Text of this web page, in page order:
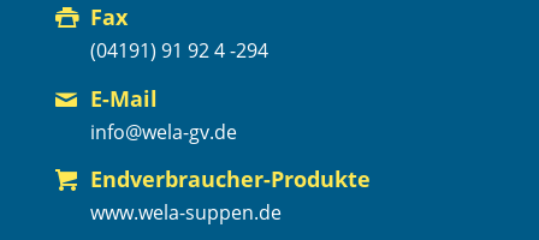
Fax
(04191) 91 92 4 -294
E-Mail
info@wela-gv.de
Endverbraucher-Produkte
www.wela-suppen.de